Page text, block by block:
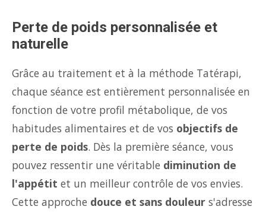
Perte de poids personnalisée et
naturelle
Grâce au traitement et à la méthode Tatérapi,
chaque séance est entièrement personnalisée en
fonction de votre profil métabolique, de vos
habitudes alimentaires et de vos objectifs de
perte de poids. Dès la première séance, vous
pouvez ressentir une véritable diminution de
l'appétit et un meilleur contrôle de vos envies.
Cette approche douce et sans douleur s'adresse